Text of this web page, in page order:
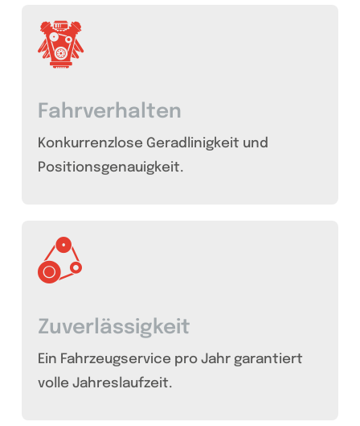
Fahrverhalten
Konkurrenzlose Geradlinigkeit und
Positionsgenauigkeit.
Zuverlässigkeit
Ein Fahrzeugservice pro Jahr garantiert
volle Jahreslaufzeit.